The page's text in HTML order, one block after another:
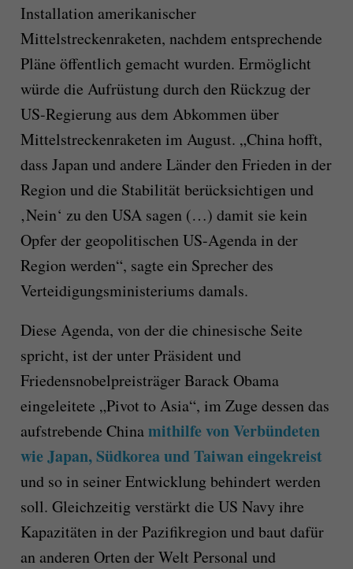
Installation amerikanischer
Mittelstreckenraketen, nachdem entsprechende
Pläne öffentlich gemacht wurden. Ermöglicht
würde die Aufrüstung durch den Rückzug der
US-Regierung aus dem Abkommen über
Mittelstreckenraketen im August. „China hofft,
dass Japan und andere Länder den Frieden in der
Region und die Stabilität berücksichtigen und
‚Nein‘ zu den USA sagen (…) damit sie kein
Opfer der geopolitischen US-Agenda in der
Region werden“, sagte ein Sprecher des
Verteidigungsministeriums damals.
Diese Agenda, von der die chinesische Seite
spricht, ist der unter Präsident und
Friedensnobelpreisträger Barack Obama
eingeleitete „Pivot to Asia“, im Zuge dessen das
aufstrebende Chinamithilfe von Verbündeten
wie Japan, Südkorea und Taiwan eingekreist
und so in seiner Entwicklung behindert werden
soll. Gleichzeitig verstärkt die US Navy ihre
Kapazitäten in der Pazifikregion und baut dafür
an anderen Orten der Welt Personal und